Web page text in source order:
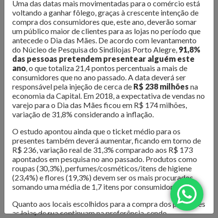
O Núcleo de Pesquisa do Sindilojas Porto Alegre realiza
levantamentos sobre as questões mais importantes para o
varejo da Capital. Dados deintenção de compra,
resultado de vendas e comportamento do consumidor
são divulgados para que os lojistas possam organizar seus
negócios da melhor forma. Além disso, são produzidose-
books com tendências e análises do mercado, para
inspirar os negócios em sua atualização e transformação.
Confira as publicações!
Todos
Comportamento
Uma das datas mais movimentadas para o comércio está
voltando a ganhar fôlego, graças à crescente intenção de
compra dos consumidores que, este ano, deverão somar
um público maior de clientes para as lojas no período que
antecede o Dia das Mães. De acordo com levantamento
do Núcleo de Pesquisa do Sindilojas Porto Alegre, 91,8%
das pessoas pretendem presentear alguém este
ano, o que totaliza 21,4 pontos percentuais a mais de
consumidores que no ano passado. A data deverá ser
responsável pela injeção de cerca de R$ 238 milhões na
economia da Capital. Em 2018, a expectativa de vendas no
varejo para o Dia das Mães ficou em R$ 174 milhões,
variação de 31,8% considerando a inflação.
O estudo apontou ainda que o ticket médio para os
presentes também deverá aumentar, ficando em torno de
R$ 236, variação real de 31,3% comparado aos R$ 173
apontados em pesquisa no ano passado. Produtos como
roupas (30,3%), perfumes/cosméticos/itens de higiene
(23,4%) e flores (19,3%) devem ser os mais procurados,
somando uma média de 1,7 itens por consumidor.
Quanto aos locais escolhidos para a compra dos presentes
as lojas de rua continuam na preferência, sendo